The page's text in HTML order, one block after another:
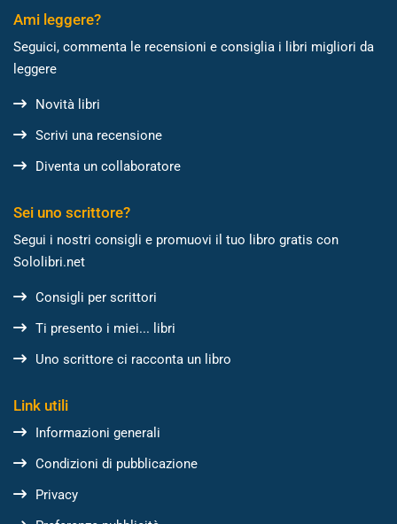
Ami leggere?
Seguici, commenta le recensioni e consiglia i libri migliori da
leggere
Novità libri
Scrivi una recensione
Diventa un collaboratore
Sei uno scrittore?
Segui i nostri consigli e promuovi il tuo libro gratis con
Sololibri.net
Consigli per scrittori
Ti presento i miei... libri
Uno scrittore ci racconta un libro
Link utili
Informazioni generali
Condizioni di pubblicazione
Privacy